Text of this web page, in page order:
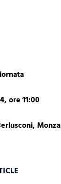
ore 11:00
Monza